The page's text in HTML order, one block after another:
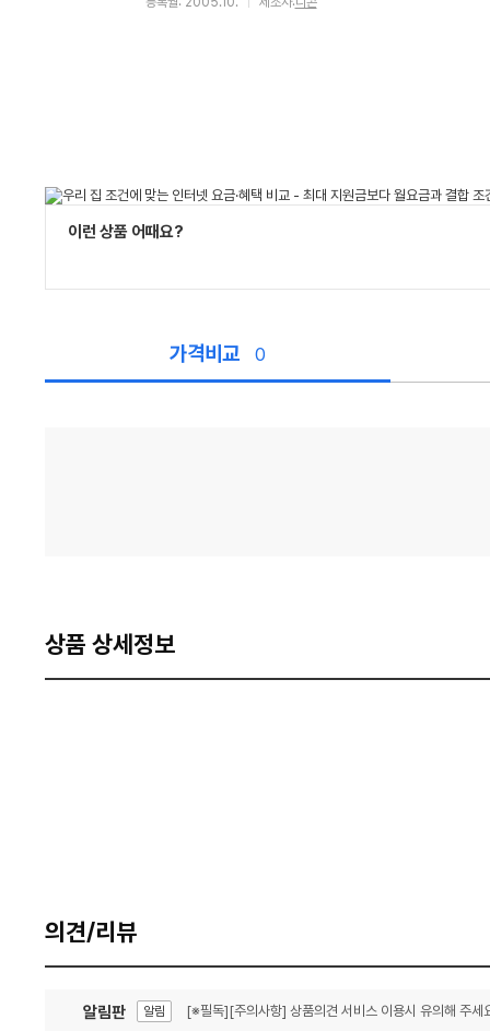
이런 상품 어때요?
가격비교 0
상품 상세정보
의견/리뷰
알림판 알림 [※필독][주의사항] 상품의견 서비스 이용시 유의해 주세